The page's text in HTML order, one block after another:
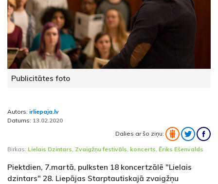
Publicitātes foto
Autors: irliepaja.lv
Datums: 13.02.2020
Dalies ar šo ziņu:
Birkas: Lielais Dzintars, Zvaigžņu festivāls, koncerts, Ēriks Ešenvalds
Piektdien, 7.martā, pulksten 18 koncertzālē "Lielais
dzintars" 28. Liepājas Starptautiskajā zvaigžņu